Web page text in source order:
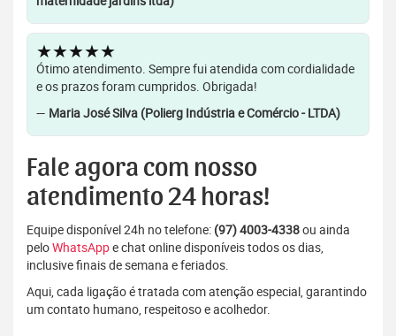
★★★★★
Ótimo atendimento. Sempre fui atendida com cordialidade
e os prazos foram cumpridos. Obrigada!
— Maria José Silva (Polierg Indústria e Comércio - LTDA)
Fale agora com nosso
atendimento 24 horas!
Equipe disponível 24h no telefone: (97) 4003-4338ou ainda
peloWhatsAppe chat online disponíveis todos os dias,
inclusive finais de semana e feriados.
Aqui, cada ligação é tratada com atenção especial, garantindo
um contato humano, respeitoso e acolhedor.